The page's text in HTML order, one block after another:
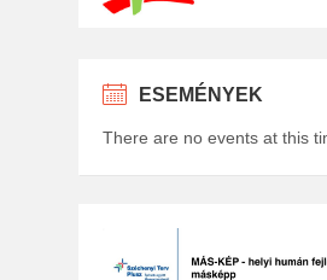
ESEMÉNYEK
There are no events at this